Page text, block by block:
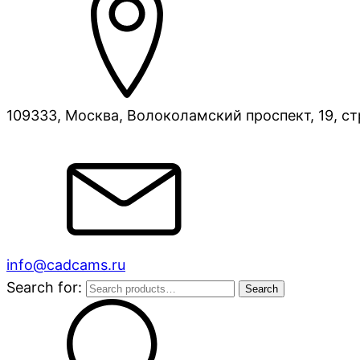
109333, Москва, Волоколамский проспект, 19,
info@cadcams.ru
Search for:
Search